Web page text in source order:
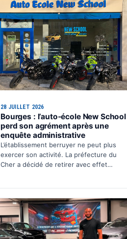
chez Dun Pas d’Âne à La C…
28 JUILLET 2026
Bourges : l’auto-école New School
perd son agrément après une
enquête administrative
L’établissement berruyer ne peut plus
exercer son activité. La préfecture du
Cher a décidé de retirer avec effet